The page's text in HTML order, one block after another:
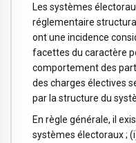
Les systèmes
réglementaire
ont une incidence
facettes du caractère
comportement des
des charges électives
par la structure du
En règle générale, il
systèmes électoraux ;